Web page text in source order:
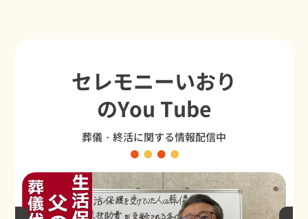
セレモニーいおり
のYou Tube
葬儀・終活に関する情報配信中